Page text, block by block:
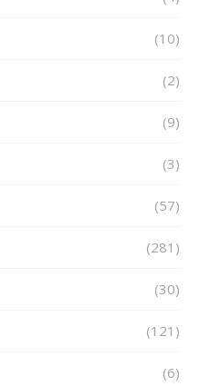
(10)
(2)
(9)
(3)
(57)
(281)
(30)
(121)
(6)